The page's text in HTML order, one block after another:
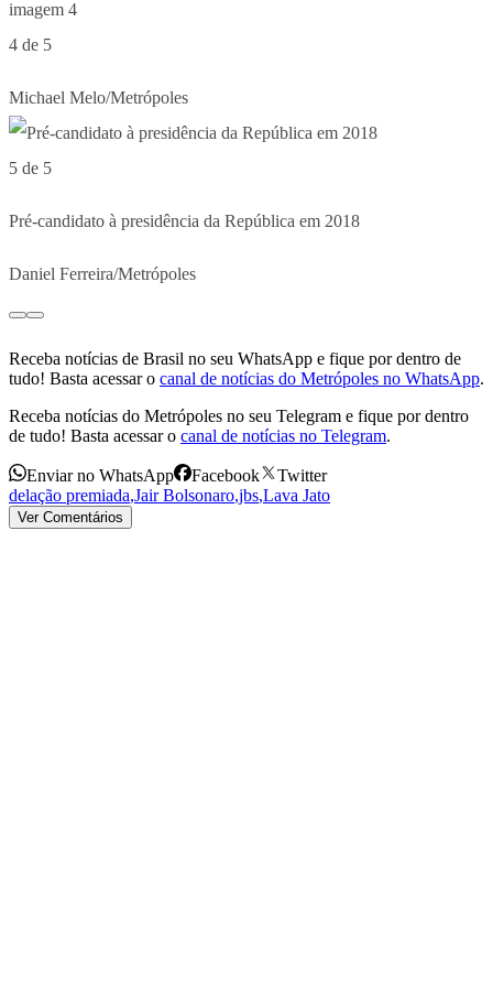
4 de 5
Michael Melo/Metrópoles
5 de 5
Pré-candidato à presidência da República em 2018
Daniel Ferreira/Metrópoles
Receba notícias de Brasil no seu WhatsApp e fique por dentro de
tudo! Basta acessar o canal de notícias do Metrópoles no WhatsApp.
Receba notícias do Metrópoles no seu Telegram e fique por dentro
de tudo! Basta acessar o canal de notícias no Telegram.
Enviar no WhatsApp Facebook
Twitter
delação premiada,Jair Bolsonaro,jbs,Lava Jato
Ver Comentários